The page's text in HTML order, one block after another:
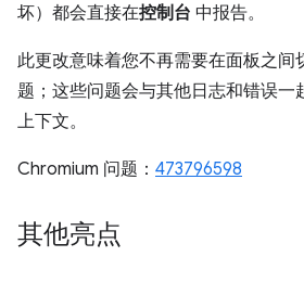
坏）都会直接在控制台 中报告。
此更改意味着您不再需要在面板之间
题；这些问题会与其他日志和错误一
上下文。
Chromium 问题： 473796598
其他亮点